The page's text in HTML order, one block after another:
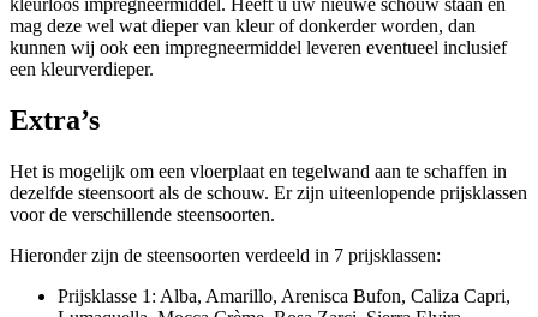
mag deze wel wat dieper van kleur of donkerder worden, dan
kunnen wij ook een impregneermiddel leveren eventueel inclusief
een kleurverdieper.
Extra’s
Het is mogelijk om een vloerplaat en tegelwand aan te schaffen in
dezelfde steensoort als de schouw. Er zijn uiteenlopende prijsklassen
voor de verschillende steensoorten.
Hieronder zijn de steensoorten verdeeld in 7 prijsklassen:
Prijsklasse 1: Alba, Amarillo, Arenisca Bufon, Caliza Capri,